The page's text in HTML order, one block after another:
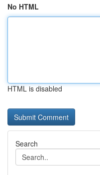
No HTML
HTML is disabled
Search